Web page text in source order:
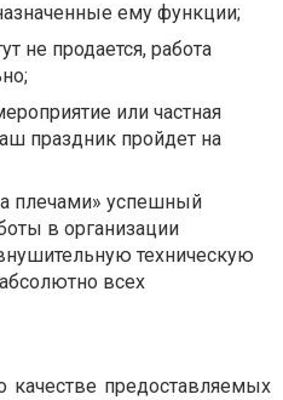
ему функции;
не продается, работа
или частная
праздник пройдет на
плечами» успешный
в организации
техническую
всех
качестве предоставляемых